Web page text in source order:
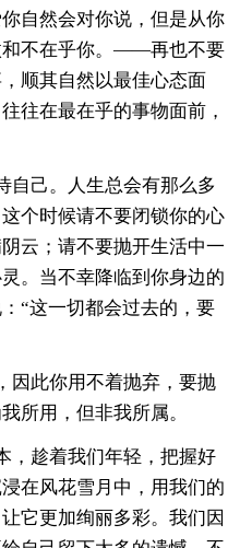
自然会对你说，但是从你
和不在乎你。——再也不要
顺其自然以最佳心态面
往在最在乎的事物面前，
自己。人生总会有那么多
个时候请不要闭锁你的心
云；请不要抛开生活中一
。当不幸降临到你身边的
“这一切都会过去的，要
因此你用不着抛弃，要抛
所用，但非我所属。
，趁着我们年轻，把握好
在风花雪月中，用我们的
它更加绚丽多彩。我们因